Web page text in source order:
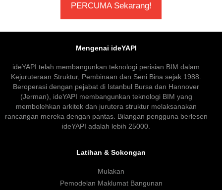
PERCUMA Sekarang!
Mengenai ideYAPI
ideYAPI telah membangunkan teknologi perisian BIM dalam
Kejuruteraan Struktur, Pembinaan dan Seni Bina sejak 1988.
Beroperasi dengan pejabat di Istanbul Bursa dan Hannover
(Jerman), ideYAPI membangunkan teknologi BIM yang
membolehkan arkitek dan jurutera struktur melaksanakan
rancangan mereka dengan pantas. Bilangan pengguna berlesen
ideYAPI adalah lebih 25000.
Latihan & Sokongan
Mulakan
Pemodelan Maklumat Bangunan